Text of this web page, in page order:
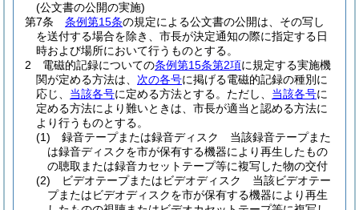
(公文書の公開の実施)
第7条
条例第15条の規定による公文書の公開は、その写し
を送付する場合を除き、市長が決定通知の際に指定する日
時および場所において行うものとする。
2
電磁的記録についての条例第15条第2項に規定する実施機
関が定める方法は、 次の各号に掲げる電磁的記録の種別に
応じ、 当該各号に定める方法とする。 ただし、 当該各号に
定める方法により難いときは、市長が適当と認める方法に
より行うものとする。
(1)
録音テープまたは録音ディスク 当該録音テープまた
は録音ディスクを市が保有する機器により再生したもの
の聴取または録音カセットテープ等に複写した物の交付
(2)
ビデオテープまたはビデオディスク 当該ビデオテー
プまたはビデオディスクを市が保有する機器により再生